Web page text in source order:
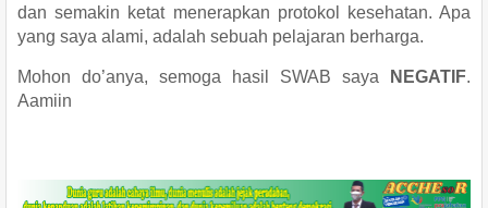
dan semakin ketat menerapkan protokol kesehatan. Apa
yang saya alami, adalah sebuah pelajaran berharga.
Mohon do’anya, semoga hasil SWAB saya NEGATIF.
Aamiin